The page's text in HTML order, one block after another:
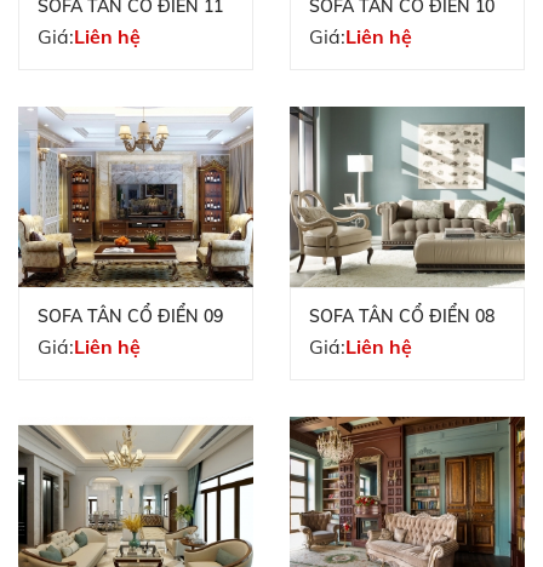
SOFA TÂN CỔ ĐIỂN 11
Giá:Liên hệ
SOFA TÂN CỔ ĐIỂN 10
Giá:Liên hệ
SOFA TÂN CỔ ĐIỂN 09
Giá:Liên hệ
SOFA TÂN CỔ ĐIỂN 08
Giá:Liên hệ